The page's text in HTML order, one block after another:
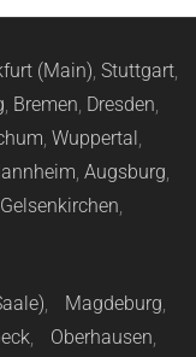
(Main), Stuttgart,
, Bremen, Dresden,
, Wuppertal,
, Augsburg,
Gelsenkirchen,
, Magdeburg,
, Oberhausen,